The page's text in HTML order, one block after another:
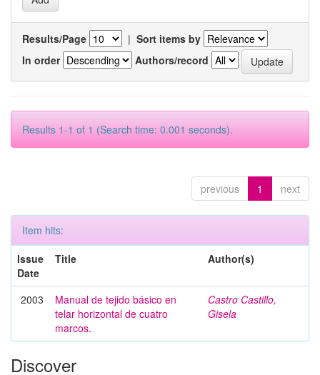
Results/Page | Sort items by
In order
Authors/record
Results 1-1 of 1 (Search time: 0.001 seconds).
previous 1 next
Item hits:
Issue
Date
Title Author(s)
2003
Manual de tejido básico en
telar horizontal de cuatro
marcos.
Castro Castillo,
Gisela
Discover